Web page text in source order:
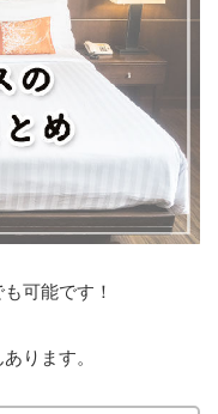
可能です！
ります。